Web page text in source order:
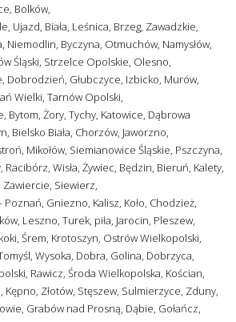
Bolków,
Ujazd, Biała, Leśnica, Brzeg, Zawadzkie,
Niemodlin, Byczyna, Otmuchów, Namysłów,
Śląski, Strzelce Opolskie, Olesno,
Dobrodzień, Głubczyce, Izbicko, Murów,
Wielki, Tarnów Opolski,
Bytom, Żory, Tychy, Katowice, Dąbrowa
Bielsko Biała, Chorzów, Jaworzno,
Mikołów, Siemianowice Śląskie, Pszczyna,
Wisła, Żywiec, Będzin, Bieruń, Kalety,
Siewierz,
Poznań, Gniezno, Kalisz, Koło, Chodzież,
Leszno, Turek, piła, Jarocin, Pleszew,
Śrem, Krotoszyn, Ostrów Wielkopolski,
Wysoka, Dobra, Golina, Dobrzyca,
Rawicz, Środa Wielkopolska, Kościan,
Kępno, Złotów, Stęszew, Sulmierzyce, Zduny,
Grabów nad Prosną, Dąbie, Gołańcz,